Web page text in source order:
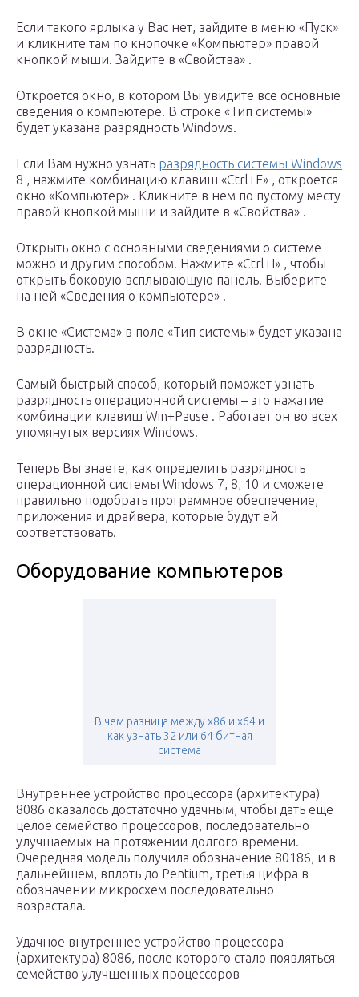
Если такого ярлыка у Вас нет, зайдите в меню «Пуск»
и кликните там по кнопочке «Компьютер» правой
кнопкой мыши. Зайдите в «Свойства» .
Откроется окно, в котором Вы увидите все основные
сведения о компьютере. В строке «Тип системы»
будет указана разрядность Windows.
Если Вам нужно узнать разрядность системы Windows
8 , нажмите комбинацию клавиш «Ctrl+E» , откроется
окно «Компьютер» . Кликните в нем по пустому месту
правой кнопкой мыши и зайдите в «Свойства» .
Открыть окно с основными сведениями о системе
можно и другим способом. Нажмите «Ctrl+I» , чтобы
открыть боковую всплывающую панель. Выберите
на ней «Сведения о компьютере» .
В окне «Система» в поле «Тип системы» будет указана
разрядность.
Самый быстрый способ, который поможет узнать
разрядность операционной системы – это нажатие
комбинации клавиш Win+Pause . Работает он во всех
упомянутых версиях Windows.
Теперь Вы знаете, как определить разрядность
операционной системы Windows 7, 8, 10 и сможете
правильно подобрать программное обеспечение,
приложения и драйвера, которые будут ей
соответствовать.
Оборудование компьютеров
В чем разница между x86 и x64 и
как узнать 32 или 64 битная
система
Внутреннее устройство процессора (архитектура)
8086 оказалось достаточно удачным, чтобы дать еще
целое семейство процессоров, последовательно
улучшаемых на протяжении долгого времени.
Очередная модель получила обозначение 80186, и в
дальнейшем, вплоть до Pentium, третья цифра в
обозначении микросхем последовательно
возрастала.
Удачное внутреннее устройство процессора
(архитектура) 8086, после которого стало появляться
семейство улучшенных процессоров